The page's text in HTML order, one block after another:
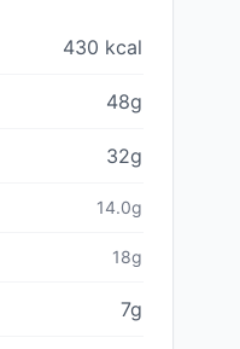
430 kcal
48g
32g
14.0g
18g
7g